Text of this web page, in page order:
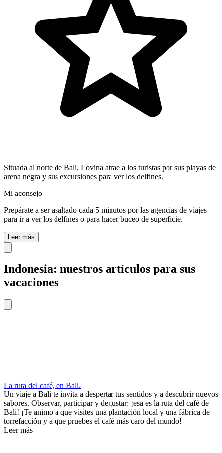
Situada al norte de Bali, Lovina atrae a los turistas por sus playas de
arena negra y sus excursiones para ver los delfines.
Mi aconsejo
Prepárate a ser asaltado cada 5 minutos por las agencias de viajes
para ir a ver los delfines o para hacer buceo de superficie.
Leer más
Indonesia: nuestros artículos para sus
vacaciones
La ruta del café, en Bali.
Un viaje a Bali te invita a despertar tus sentidos y a descubrir nuevos
sabores. Observar, participar y degustar: ¡esa es la ruta del café de
Bali! ¡Te animo a que visites una plantación local y una fábrica de
torrefacción y a que pruebes el café más caro del mundo!
Leer más